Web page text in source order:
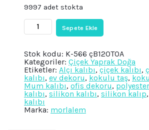
₺566.fiyat:
₺525.
9997 adet stokta
3
Boyutlu
Kalıp
K-
566,
Kokulu
Taş
Sabun
Alçı
Mum
Sepete Ekle
Stok kodu: K-566 çB120TOA
Kategoriler: Çiçek Yaprak Doğa
Etiketler: Alçı kalıbı,çiçek kalıbı,
kalıbı, ev dekoru, kokulu taş,
Mum kalıbı, ofis dekoru,
kalıbı, silikon kalıbı, silikon kalıp,
kalıbı
Marka: morlalem